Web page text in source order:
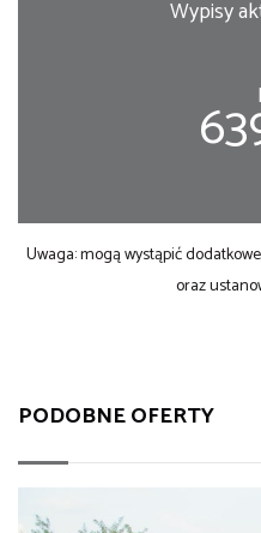
Wypisy
Uwaga: mogą wystąpić
oraz
PODOBNE OFERTY